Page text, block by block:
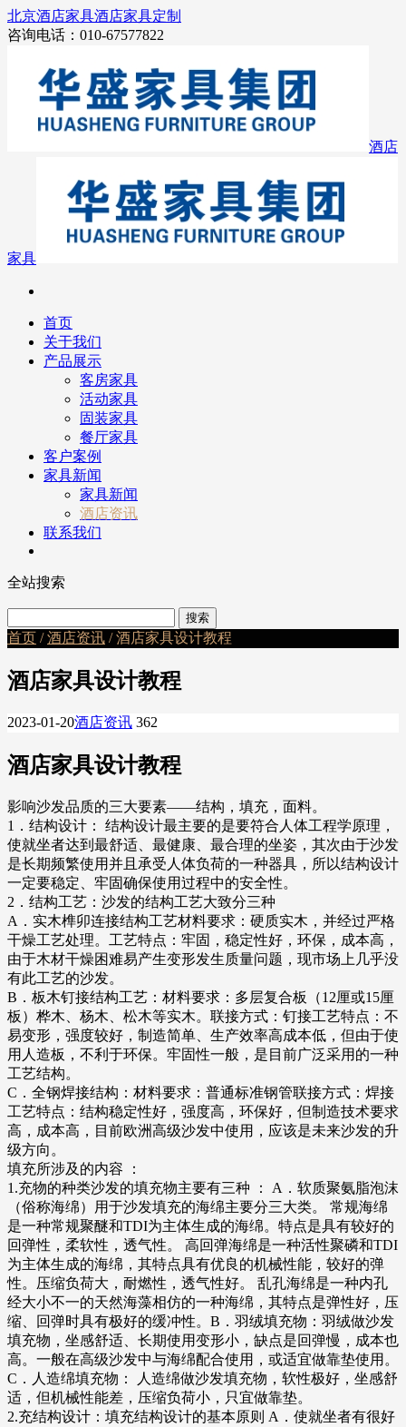
北京酒店家具酒店家具定制
咨询电话：010-67577822
酒店
家具
首页
关于我们
产品展示
客房家具
活动家具
固装家具
餐厅家具
客户案例
家具新闻
家具新闻
酒店资讯
联系我们
全站搜索
首页 /酒店资讯 / 酒店家具设计教程
酒店家具设计教程
2023-01-20酒店资讯 362
酒店家具设计教程
影响沙发品质的三大要素——结构，填充，面料。
1．结构设计： 结构设计最主要的是要符合人体工程学原理，
使就坐者达到最舒适、最健康、最合理的坐姿，其次由于沙发
是长期频繁使用并且承受人体负荷的一种器具，所以结构设计
一定要稳定、牢固确保使用过程中的安全性。
2．结构工艺：沙发的结构工艺大致分三种
A．实木榫卯连接结构工艺材料要求：硬质实木，并经过严格
干燥工艺处理。工艺特点：牢固，稳定性好，环保，成本高，
由于木材干燥困难易产生变形发生质量问题，现市场上几乎没
有此工艺的沙发。
B．板木钉接结构工艺：材料要求：多层复合板（12厘或15厘
板）桦木、杨木、松木等实木。联接方式：钉接工艺特点：不
易变形，强度较好，制造简单、生产效率高成本低，但由于使
用人造板，不利于环保。牢固性一般，是目前广泛采用的一种
工艺结构。
C．全钢焊接结构：材料要求：普通标准钢管联接方式：焊接
工艺特点：结构稳定性好，强度高，环保好，但制造技术要求
高，成本高，目前欧洲高级沙发中使用，应该是未来沙发的升
级方向。
填充所涉及的内容 ：
1.充物的种类沙发的填充物主要有三种 ： A．软质聚氨脂泡沫
（俗称海绵）用于沙发填充的海绵主要分三大类。 常规海绵
是一种常规聚醚和TDI为主体生成的海绵。特点是具有较好的
回弹性，柔软性，透气性。 高回弹海绵是一种活性聚磷和TDI
为主体生成的海绵，其特点具有优良的机械性能，较好的弹
性。压缩负荷大，耐燃性，透气性好。 乱孔海绵是一种内孔
经大小不一的天然海藻相仿的一种海绵，其特点是弹性好，压
缩、回弹时具有极好的缓冲性。B．羽绒填充物：羽绒做沙发
填充物，坐感舒适、长期使用变形小，缺点是回弹慢，成本也
高。一般在高级沙发中与海绵配合使用，或适宜做靠垫使用。
C．人造绵填充物： 人造绵做沙发填充物，软性极好，坐感舒
适，但机械性能差，压缩负荷小，只宜做靠垫。
2.充结构设计：填充结构设计的基本原则 A．使就坐者有很好